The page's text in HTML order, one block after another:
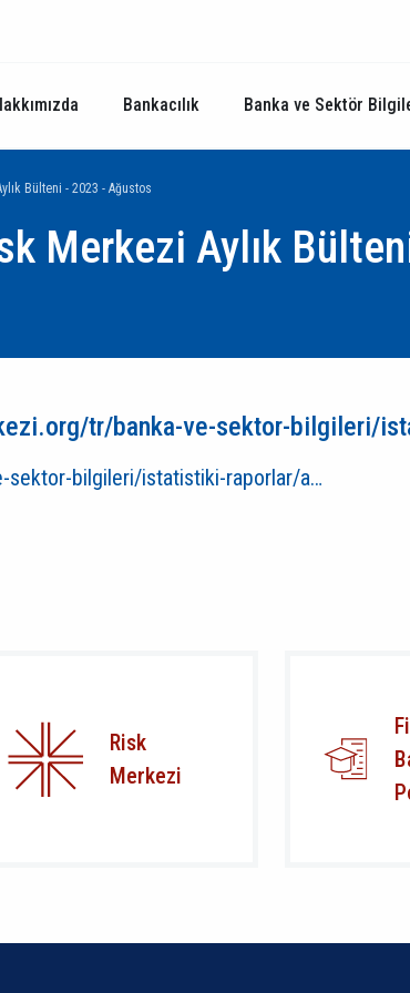
Bankacılık Banka ve Sektör
Bülteni - 2023 - Ağustos
Merkezi Aylık
tr/banka-ve-sektor-bilgileri/
sektor-bilgileri/istatistiki-raporlar/a…
Risk
Merkezi